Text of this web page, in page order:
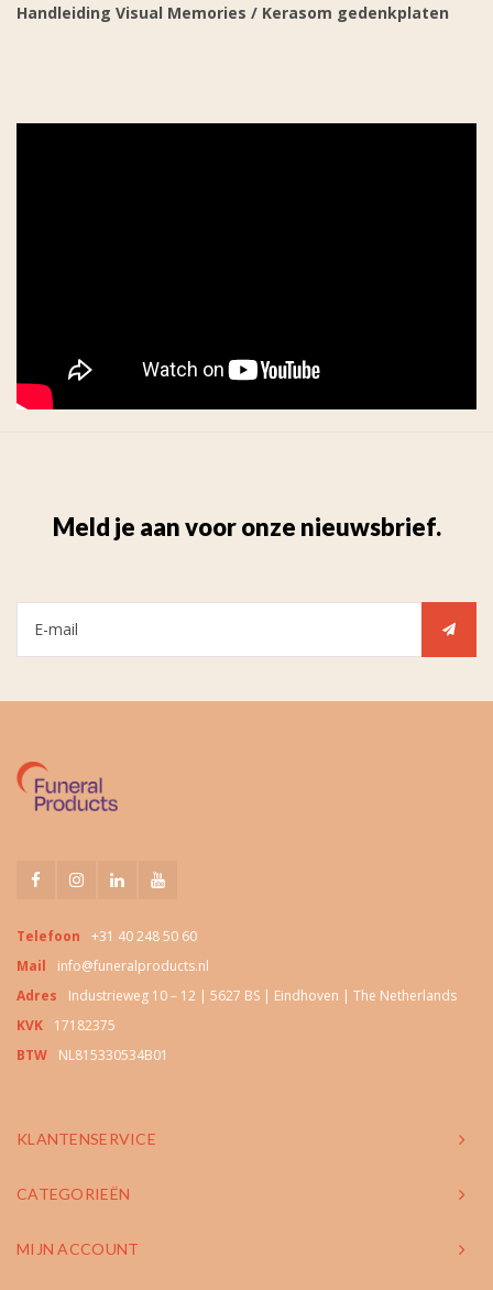
Handleiding Visual Memories / Kerasom gedenkplaten
Meld je aan voor onze nieuwsbrief.
Telefoon
+31 40 248 50 60
Mail
info@funeralproducts.nl
Adres
Industrieweg 10 – 12 | 5627 BS | Eindhoven | The Netherlands
KVK
17182375
BTW
NL815330534B01
KLANTENSERVICE
CATEGORIEËN
MIJN ACCOUNT